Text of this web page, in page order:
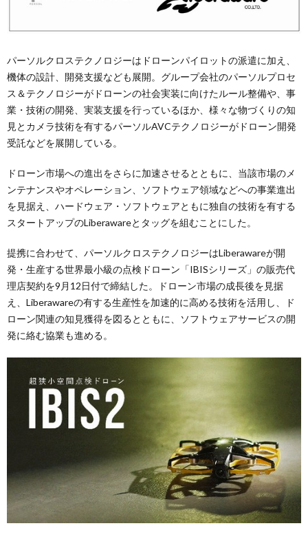
パーソルクロステクノロジーはドローンパイロットの派遣に加え、
機体の設計、開発支援なども展開。グループ会社のパーソルプロセ
ス＆テクノロジーがドローンの社会実装に向けたルール整備や、事
業・技術の開発、実装支援を行っているほか、様々な物づくりの知
見とカメラ技術を有するパーソルAVCテクノロジーがドローン開発
受託などを展開している。
ドローン市場への進出をさらに加速させるとともに、当該市場のメ
ンテナンスやオペレーション、ソフトウェア領域などへの事業進出
を見据え、ハードウェア・ソフトウェアともに独自の技術を有する
スタートアップのLiberawareとタッグを組むことにした。
提携に合わせて、パーソルクロステクノロジーはLiberawareが開
発・生産する世界最小級の点検ドローン「IBISシリーズ」の販売代
理店契約を9月12日付で締結した。ドローン市場の成長後を見据
え、Liberawareの有する生産性を加速的に高める技術を活用し、ド
ローン関連の知見獲得を図るとともに、ソフトウェアサービスの開
発に絡む協業も進める。